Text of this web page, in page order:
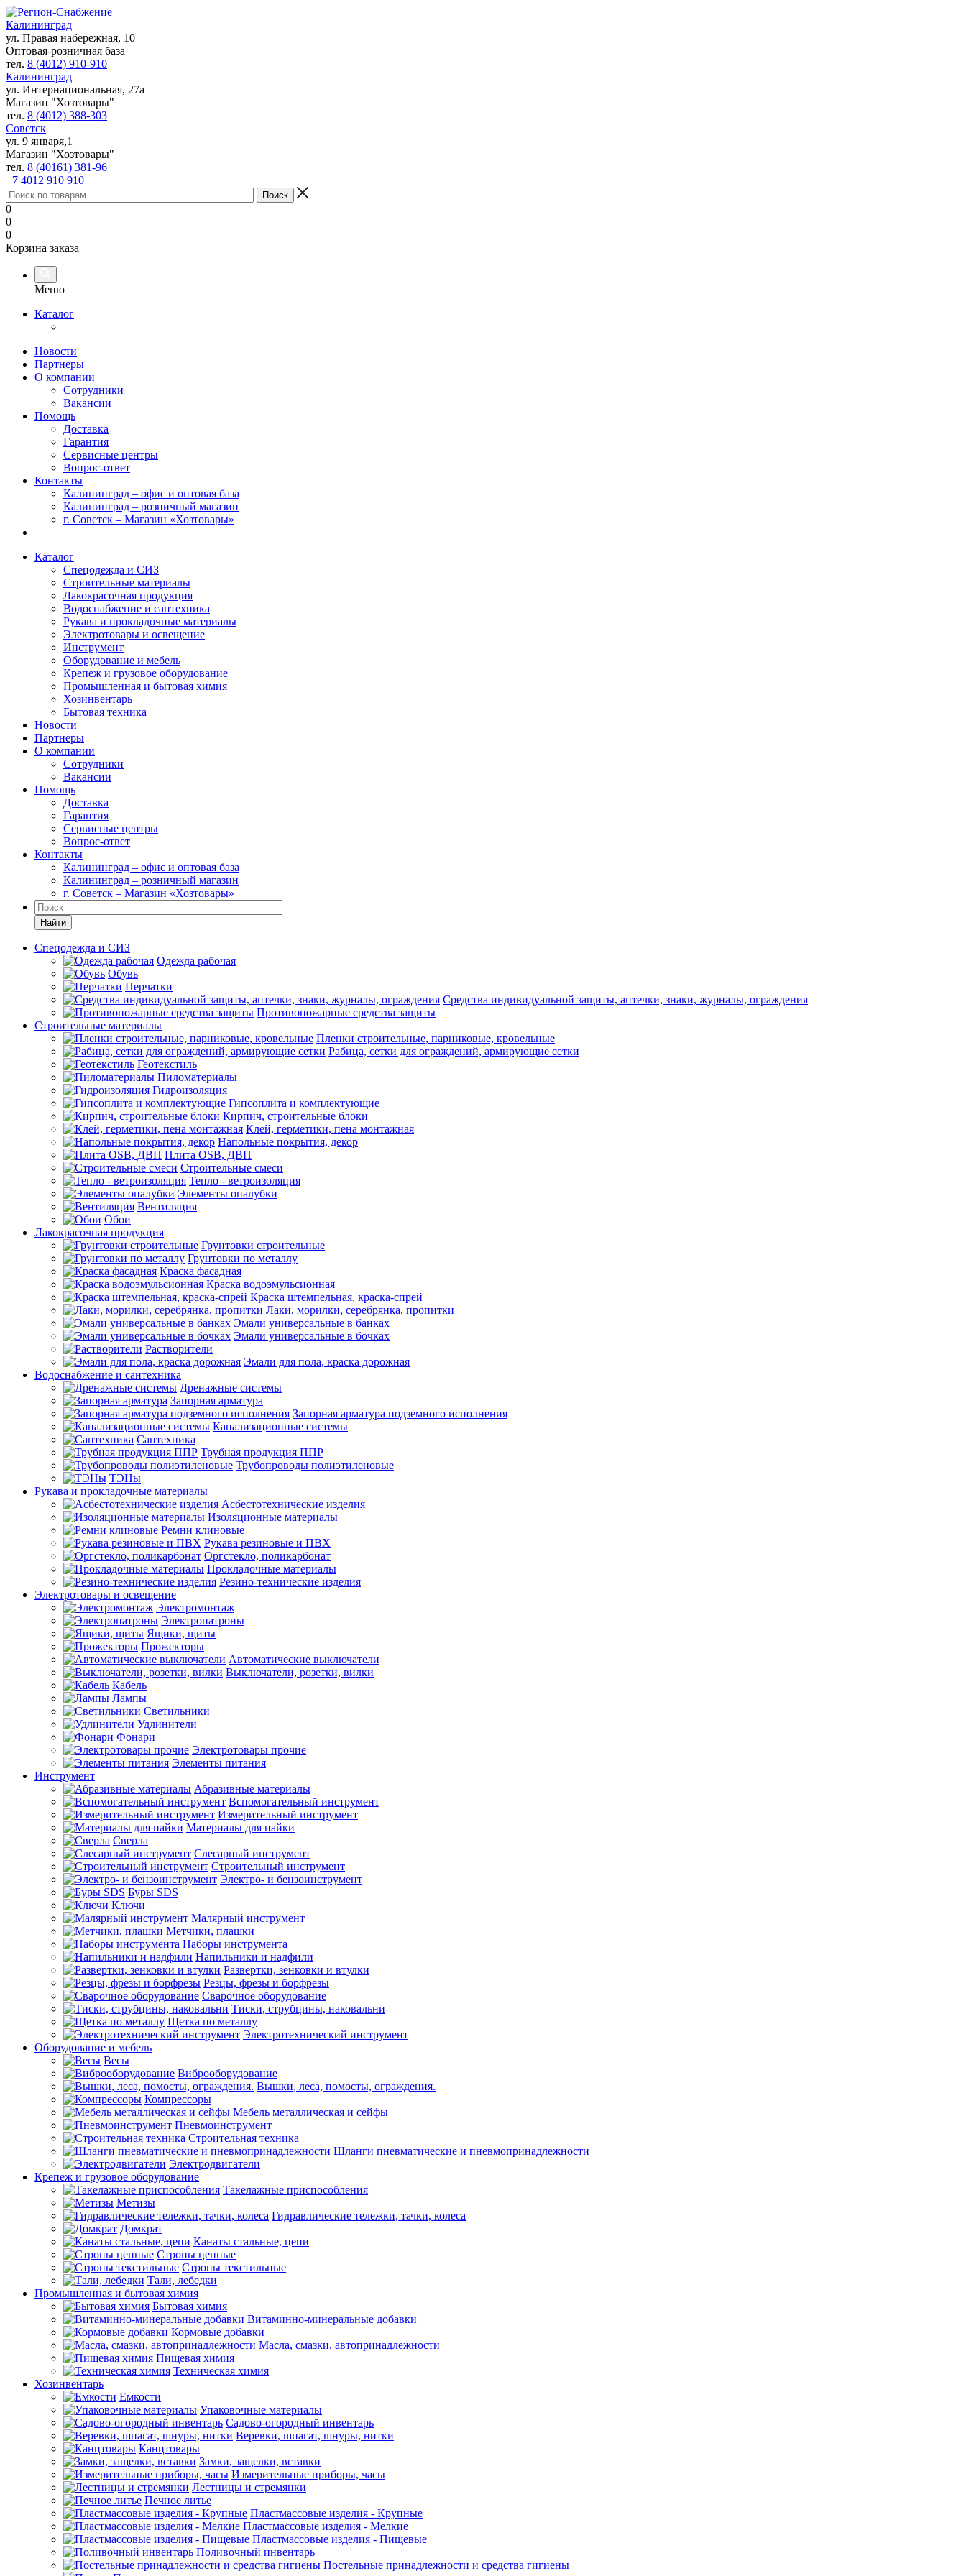
Калининград
ул. Правая набережная, 10
Оптовая-розничная база
тел. 8 (4012) 910-910
Калининград
ул. Интернациональная, 27а
Магазин "Хозтовары"
тел. 8 (4012) 388-303
Советск
ул. 9 января,1
Магазин "Хозтовары"
тел. 8 (40161) 381-96
+7 4012 910 910
0
0
0
Корзина заказа
Меню
Каталог
Новости
Партнеры
О компании
Сотрудники
Вакансии
Помощь
Доставка
Гарантия
Сервисные центры
Вопрос-ответ
Контакты
Калининград – офис и оптовая база
Калининград – розничный магазин
г. Советск – Магазин «Хозтовары»
Каталог
Спецодежда и СИЗ
Строительные материалы
Лакокрасочная продукция
Водоснабжение и сантехника
Рукава и прокладочные материалы
Электротовары и освещение
Инструмент
Оборудование и мебель
Крепеж и грузовое оборудование
Промышленная и бытовая химия
Хозинвентарь
Бытовая техника
Новости
Партнеры
О компании
Сотрудники
Вакансии
Помощь
Доставка
Гарантия
Сервисные центры
Вопрос-ответ
Контакты
Калининград – офис и оптовая база
Калининград – розничный магазин
г. Советск – Магазин «Хозтовары»
Найти
Спецодежда и СИЗ
Одежда рабочая
Обувь
Перчатки
Средства индивидуальной защиты, аптечки, знаки, журналы, ограждения
Противопожарные средства защиты
Строительные материалы
Пленки строительные, парниковые, кровельные
Рабица, сетки для ограждений, армирующие сетки
Геотекстиль
Пиломатериалы
Гидроизоляция
Гипсоплита и комплектующие
Кирпич, строительные блоки
Клей, герметики, пена монтажная
Напольные покрытия, декор
Плита OSB, ДВП
Строительные смеси
Тепло - ветроизоляция
Элементы опалубки
Вентиляция
Обои
Лакокрасочная продукция
Грунтовки строительные
Грунтовки по металлу
Краска фасадная
Краска водоэмульсионная
Краска штемпельная, краска-спрей
Лаки, морилки, серебрянка, пропитки
Эмали универсальные в банках
Эмали универсальные в бочках
Растворители
Эмали для пола, краска дорожная
Водоснабжение и сантехника
Дренажные системы
Запорная арматура
Запорная арматура подземного исполнения
Канализационные системы
Сантехника
Трубная продукция ППР
Трубопроводы полиэтиленовые
ТЭНы
Рукава и прокладочные материалы
Асбестотехнические изделия
Изоляционные материалы
Ремни клиновые
Рукава резиновые и ПВХ
Оргстекло, поликарбонат
Прокладочные материалы
Резино-технические изделия
Электротовары и освещение
Электромонтаж
Электропатроны
Ящики, щиты
Прожекторы
Автоматические выключатели
Выключатели, розетки, вилки
Кабель
Лампы
Светильники
Удлинители
Фонари
Электротовары прочие
Элементы питания
Инструмент
Абразивные материалы
Вспомогательный инструмент
Измерительный инструмент
Материалы для пайки
Сверла
Слесарный инструмент
Строительный инструмент
Электро- и бензоинструмент
Буры SDS
Ключи
Малярный инструмент
Метчики, плашки
Наборы инструмента
Напильники и надфили
Развертки, зенковки и втулки
Резцы, фрезы и борфрезы
Сварочное оборудование
Тиски, струбцины, наковальни
Щетка по металлу
Электротехнический инструмент
Оборудование и мебель
Весы
Виброоборудование
Вышки, леса, помосты, ограждения.
Компрессоры
Мебель металлическая и сейфы
Пневмоинструмент
Строительная техника
Шланги пневматические и пневмопринадлежности
Электродвигатели
Крепеж и грузовое оборудование
Такелажные приспособления
Метизы
Гидравлические тележки, тачки, колеса
Домкрат
Канаты стальные, цепи
Стропы цепные
Стропы текстильные
Тали, лебедки
Промышленная и бытовая химия
Бытовая химия
Витаминно-минеральные добавки
Кормовые добавки
Масла, смазки, автопринадлежности
Пищевая химия
Техническая химия
Хозинвентарь
Емкости
Упаковочные материалы
Садово-огородный инвентарь
Веревки, шпагат, шнуры, нитки
Канцтовары
Замки, защелки, вставки
Измерительные приборы, часы
Лестницы и стремянки
Печное литье
Пластмассовые изделия - Крупные
Пластмассовые изделия - Мелкие
Пластмассовые изделия - Пищевые
Поливочный инвентарь
Постельные принадлежности и средства гигиены